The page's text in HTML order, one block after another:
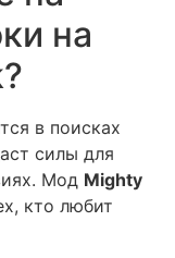
на
в поисках
силы для
Мод Mighty
кто любит